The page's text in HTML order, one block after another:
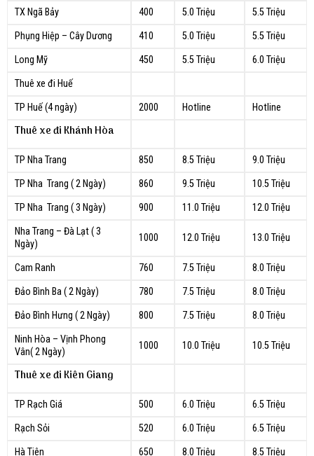
TX Ngã Bảy 400 5.0 Triệu
5.5 Triệu
Phụng Hiệp – Cây Dương
410 5.0 Triệu
5.5 Triệu
Long Mỹ
450 5.5 Triệu
6.0 Triệu
Thuê xe đi Huế
TP Huế (4 ngày)
2000 Hotline Hotline
Thuê xe đi Khánh Hòa
TP Nha Trang 850 8.5 Triệu
9.0 Triệu
TP Nha Trang ( 2 Ngày)
860 9.5 Triệu
10.5 Triệu
TP Nha Trang ( 3 Ngày)
900 11.0 Triệu
12.0 Triệu
Nha Trang – Đà Lạt ( 3
Ngày)
1000 12.0 Triệu 13.0 Triệu
Cam Ranh 760 7.5 Triệu
8.0 Triệu
Đảo Bình Ba ( 2 Ngày)
780 7.5 Triệu
8.0 Triệu
Đảo Bình Hưng ( 2 Ngày)
800 7.5 Triệu
8.0 Triệu
Ninh Hòa – Vịnh Phong
Vân( 2 Ngày)
1000 10.0 Triệu 10.5 Triệu
Thuê xe đi Kiên Giang
TP Rạch Giá 500 6.0 Triệu
6.5 Triệu
Rạch Sỏi
520 6.0 Triệu
6.5 Triệu
Hà Tiên
650 8.0 Triệu
8.5 Triệu